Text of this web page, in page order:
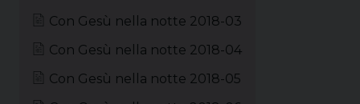
Con Gesù nella notte 2018-03
Con Gesù nella notte 2018-04
Con Gesù nella notte 2018-05